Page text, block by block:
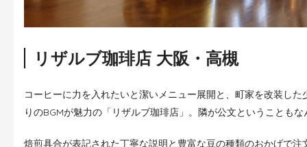
リザルブ珈琲店 大阪・高槻
コーヒーに力を入れたいと潔いメニュー展開と、町家を改装し
りのBGMが魅力の「リザルブ珈琲店」。隣が公文ということも
焙煎具合が表記された丁寧な説明と豊富な豆の種類のおかげで